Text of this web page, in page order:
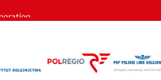
dojazdy do pracy i szkoły